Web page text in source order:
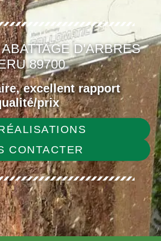
D'ARBRES
89700
excellent rapport
prix
CONTACTER